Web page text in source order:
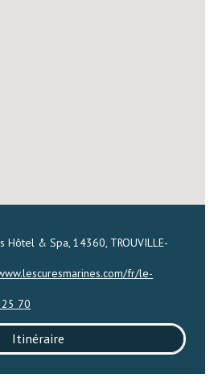
Hôtel & Spa, 14360, TROUVILLE-
fr/le-
70
Itinéraire